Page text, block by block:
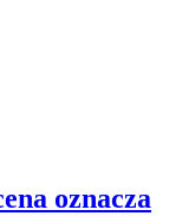
oznacza